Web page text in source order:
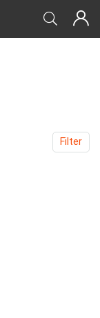
Filter